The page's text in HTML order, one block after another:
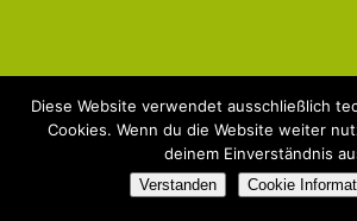
Diese Website verwendet ausschließlich
Cookies. Wenn du die Website weiter
deinem Einverständnis
Verstanden Cookie